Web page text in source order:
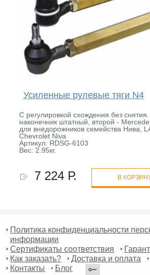
Усиленные рулевые тяги N4
С регулировкой схождения без
наконечник штатный, второй -
для внедорожников семейства Нива,
Chevrolet Niva
Артикул: RDSG-6103
Вес: 2.95кг.
7 224 Р. В
Политика конфиденциальности
информации
Сертификаты соответствия
Как заказать?
Доставка и оплата
Контакты
Блог